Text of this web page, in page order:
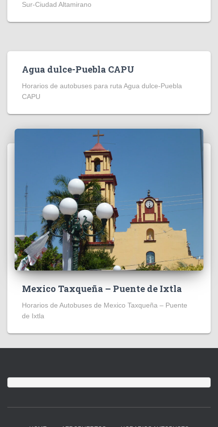
Sur-Ciudad Altamirano
Agua dulce-Puebla CAPU
Horarios de autobuses para ruta Agua dulce-Puebla
CAPU
Mexico Taxqueña – Puente de Ixtla
Horarios de Autobuses de Mexico Taxqueña – Puente
de Ixtla